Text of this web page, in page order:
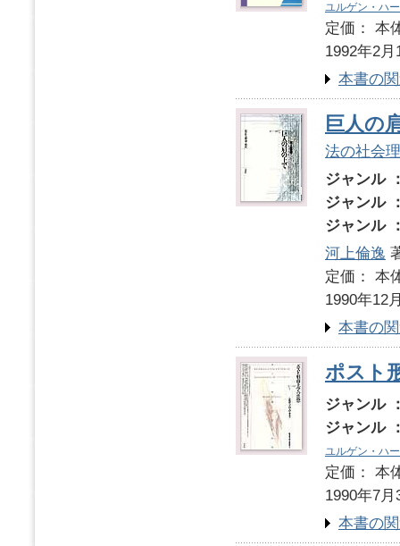
ユルゲン・ハ
定価：
1992年2月
本書の
巨人の
法の社会
ジャンル
ジャンル
ジャンル
河上倫逸
定価：
1990年12
本書の
ポスト
ジャンル
ジャンル
ユルゲン・ハ
定価：
1990年7月
本書の